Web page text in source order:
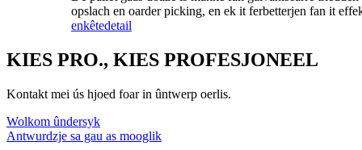
opslach en oarder picking, en ek it ferbetterjen fan it
enkêtedetail
KIES PRO., KIES PROFESJONEEL
Kontakt mei ús hjoed foar in ûntwerp oerlis.
Wolkom ûndersyk
Antwurdzje sa gau as mooglik